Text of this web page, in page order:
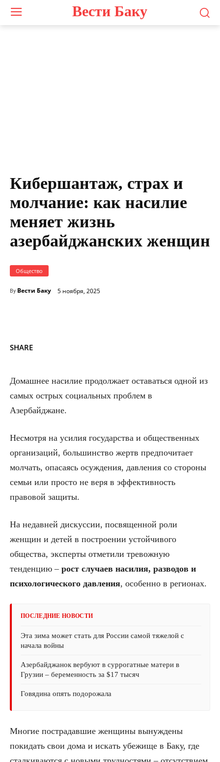
Вести Баку
Кибершантаж, страх и
молчание: как насилие
меняет жизнь
азербайджанских женщин
Общество
By Вести Баку 5 ноября, 2025
SHARE
Домашнее насилие продолжает оставаться одной из
самых острых социальных проблем в
Азербайджане.
Несмотря на усилия государства и общественных
организаций, большинство жертв предпочитает
молчать, опасаясь осуждения, давления со стороны
семьи или просто не веря в эффективность
правовой защиты.
На недавней дискуссии, посвященной роли
женщин и детей в построении устойчивого
общества, эксперты отметили тревожную
тенденцию – рост случаев насилия, разводов и
психологического давления, особенно в регионах.
ПОСЛЕДНИЕ НОВОСТИ
Эта зима может стать для России самой тяжелой с
начала войны
Азербайджанок вербуют в суррогатные матери в
Грузии – беременность за $17 тысяч
Говядина опять подорожала
Многие пострадавшие женщины вынуждены
покидать свои дома и искать убежище в Баку, где